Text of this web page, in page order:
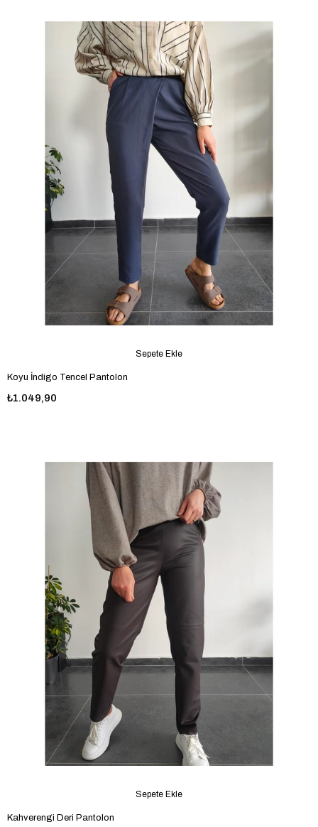
Koyu İndigo Tencel Pantolon
₺1.049,90
Sepete Ekle
Kahverengi Deri Pantolon
Sepete Ekle